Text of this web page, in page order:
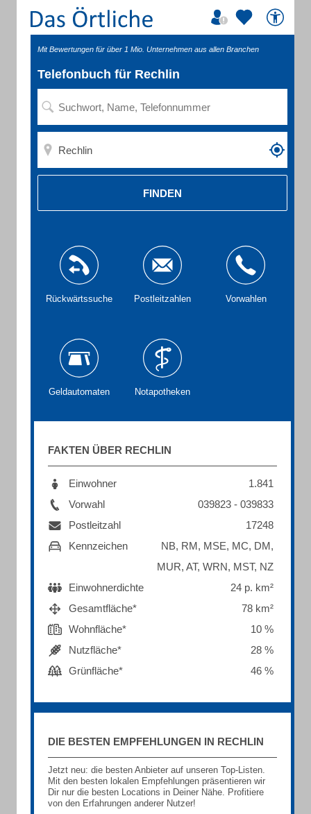
Mit Bewertungen für über 1 Mio. Unternehmen aus allen Branchen
Telefonbuch für Rechlin
FINDEN
Rückwärtssuche Postleitzahlen Vorwahlen
Geldautomaten Notapotheken
FAKTEN ÜBER RECHLIN
Einwohner
1.841
Vorwahl
039823 - 039833
Postleitzahl
17248
Kennzeichen
NB, RM, MSE, MC, DM,
MUR, AT, WRN, MST, NZ
Einwohnerdichte
24 p. km²
Gesamtfläche*
78 km²
Wohnfläche*
10 %
Nutzfläche*
28 %
Grünfläche*
46 %
DIE BESTEN EMPFEHLUNGEN IN RECHLIN
Jetzt neu: die besten Anbieter auf unseren Top-Listen.
Mit den besten lokalen Empfehlungen präsentieren wir
Dir nur die besten Locations in Deiner Nähe. Profitiere
von den Erfahrungen anderer Nutzer!